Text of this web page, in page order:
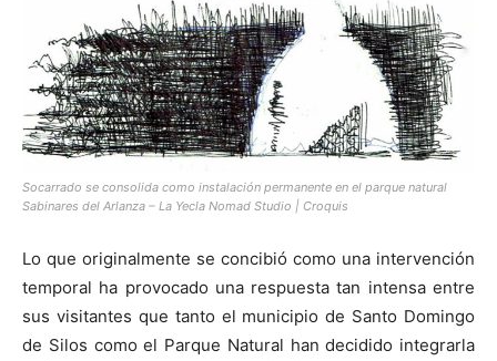
Socarrado se consolida como instalación permanente en el parque natural
Sabinares del Arlanza – La Yecla Nomad Studio | Croquis
Lo que originalmente se concibió como una intervención
temporal ha provocado una respuesta tan intensa entre
sus visitantes que tanto el municipio de Santo Domingo
de Silos como el Parque Natural han decidido integrarla